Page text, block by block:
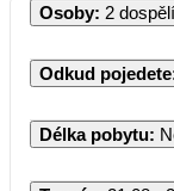
Osoby: 2 dospělí
Odkud pojedete
Délka pobytu: